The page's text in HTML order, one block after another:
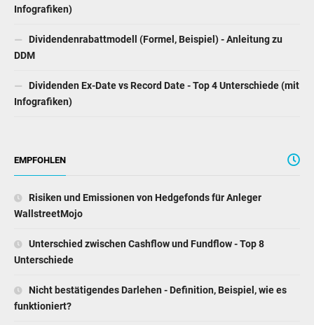
Infografiken)
Dividendenrabattmodell (Formel, Beispiel) - Anleitung zu
DDM
Dividenden Ex-Date vs Record Date - Top 4 Unterschiede (mit
Infografiken)
EMPFOHLEN
Risiken und Emissionen von Hedgefonds für Anleger
WallstreetMojo
Unterschied zwischen Cashflow und Fundflow - Top 8
Unterschiede
Nicht bestätigendes Darlehen - Definition, Beispiel, wie es
funktioniert?